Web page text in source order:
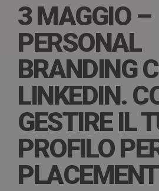
3 MAGGIO –
PERSONAL
BRANDING
LINKEDIN.
GESTIRE IL
PROFILO
PLACEMENT